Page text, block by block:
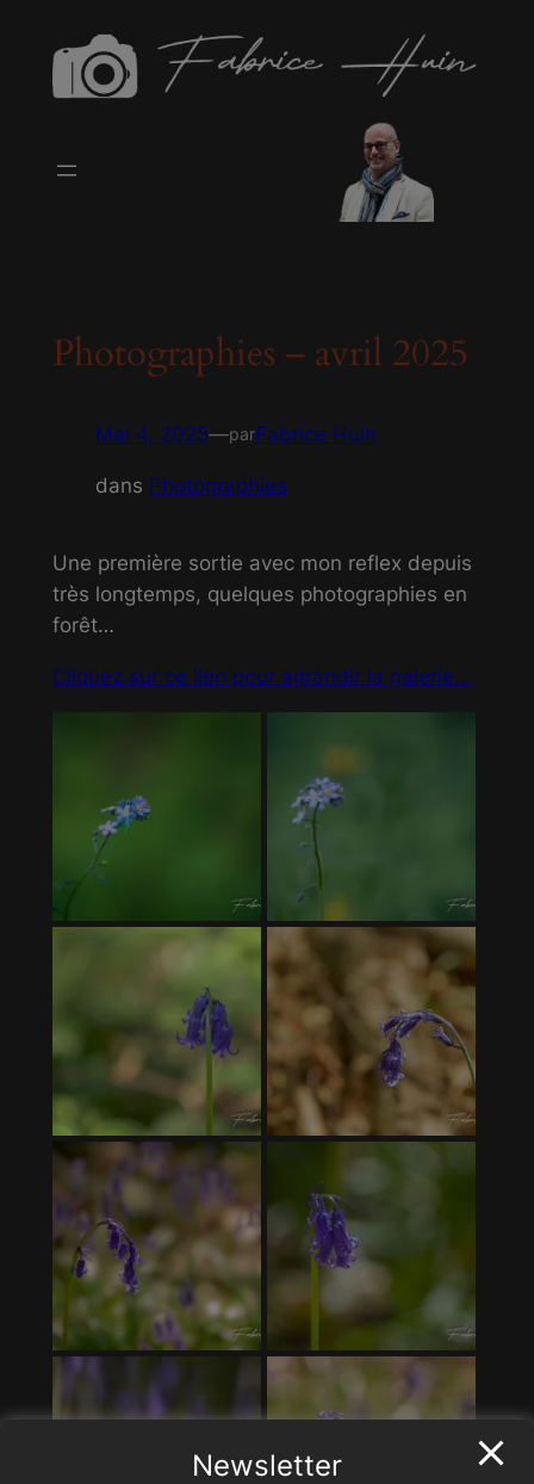
contenu
Photographies – avril 2025
Mai 4, 2025—parFabrice Huin
dans Photographies
Une première sortie avec mon reflex depuis
très longtemps, quelques photographies en
forêt…
Cliquez sur ce lien pour agrandir la galerie…
Newsletter